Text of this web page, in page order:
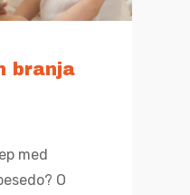
branja
med
O